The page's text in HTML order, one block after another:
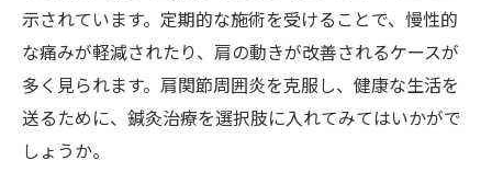
示されています。定期的な施術を受けることで、慢性的
な痛みが軽減されたり、肩の動きが改善されるケースが
多く見られます。肩関節周囲炎を克服し、健康な生活を
送るために、鍼灸治療を選択肢に入れてみてはいかがで
しょうか。